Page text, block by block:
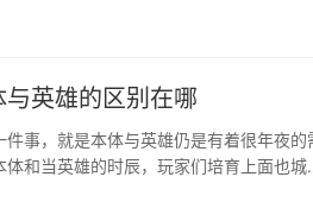
英雄的区别在哪
事，就是本体与英雄仍是有着很年夜的
和当英雄的时辰，玩家们培育上面也城